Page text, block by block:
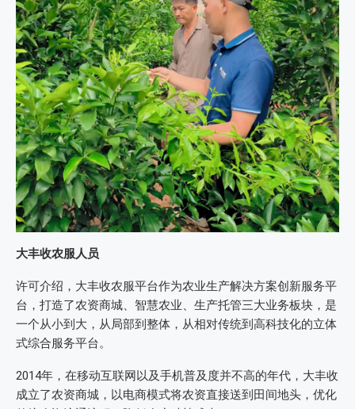
大丰收农服人员
许可介绍，大丰收农服平台作为农业生产解决方案创新服务平
台，打造了农资商城、智慧农业、生产托管三大业务板块，是
一个从小到大，从局部到整体，从相对传统到高科技化的立体
式综合服务平台。
2014年，在移动互联网以及手机普及度并不高的年代，大丰收
成立了农资商城，以电商模式将农资直接送到田间地头，优化